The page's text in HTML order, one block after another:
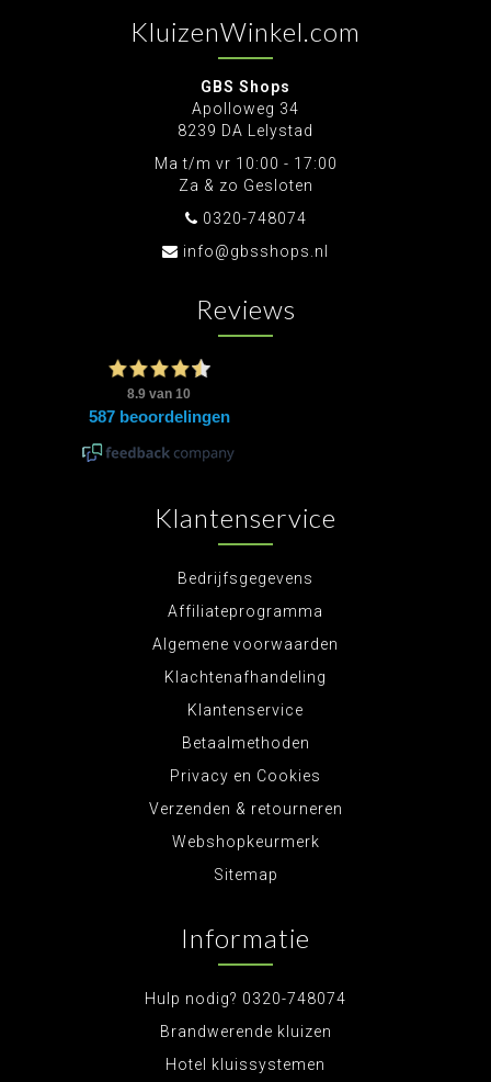
KluizenWinkel.com
GBS Shops
Apolloweg 34
8239 DA Lelystad
Ma t/m vr 10:00 - 17:00
Za & zo Gesloten
0320-748074
info@gbsshops.nl
Reviews
Klantenservice
Bedrijfsgegevens
Affiliateprogramma
Algemene voorwaarden
Klachtenafhandeling
Klantenservice
Betaalmethoden
Privacy en Cookies
Verzenden & retourneren
Webshopkeurmerk
Sitemap
Informatie
Hulp nodig? 0320-748074
Brandwerende kluizen
Hotel kluissystemen